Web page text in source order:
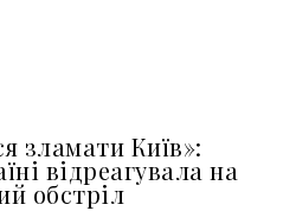
зламати Київ»:
відреагувала на
обстріл